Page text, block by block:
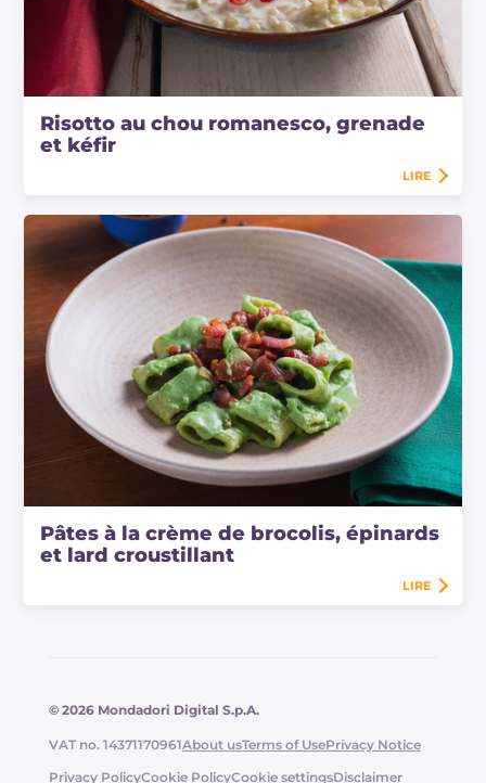
Risotto au chou romanesco, grenade
et kéfir
LIRE
Pâtes à la crème de brocolis, épinards
et lard croustillant
LIRE
© 2026 Mondadori Digital S.p.A.
VAT no. 14371170961About usTerms of UsePrivacy Notice
Privacy PolicyCookie PolicyCookie settingsDisclaimer